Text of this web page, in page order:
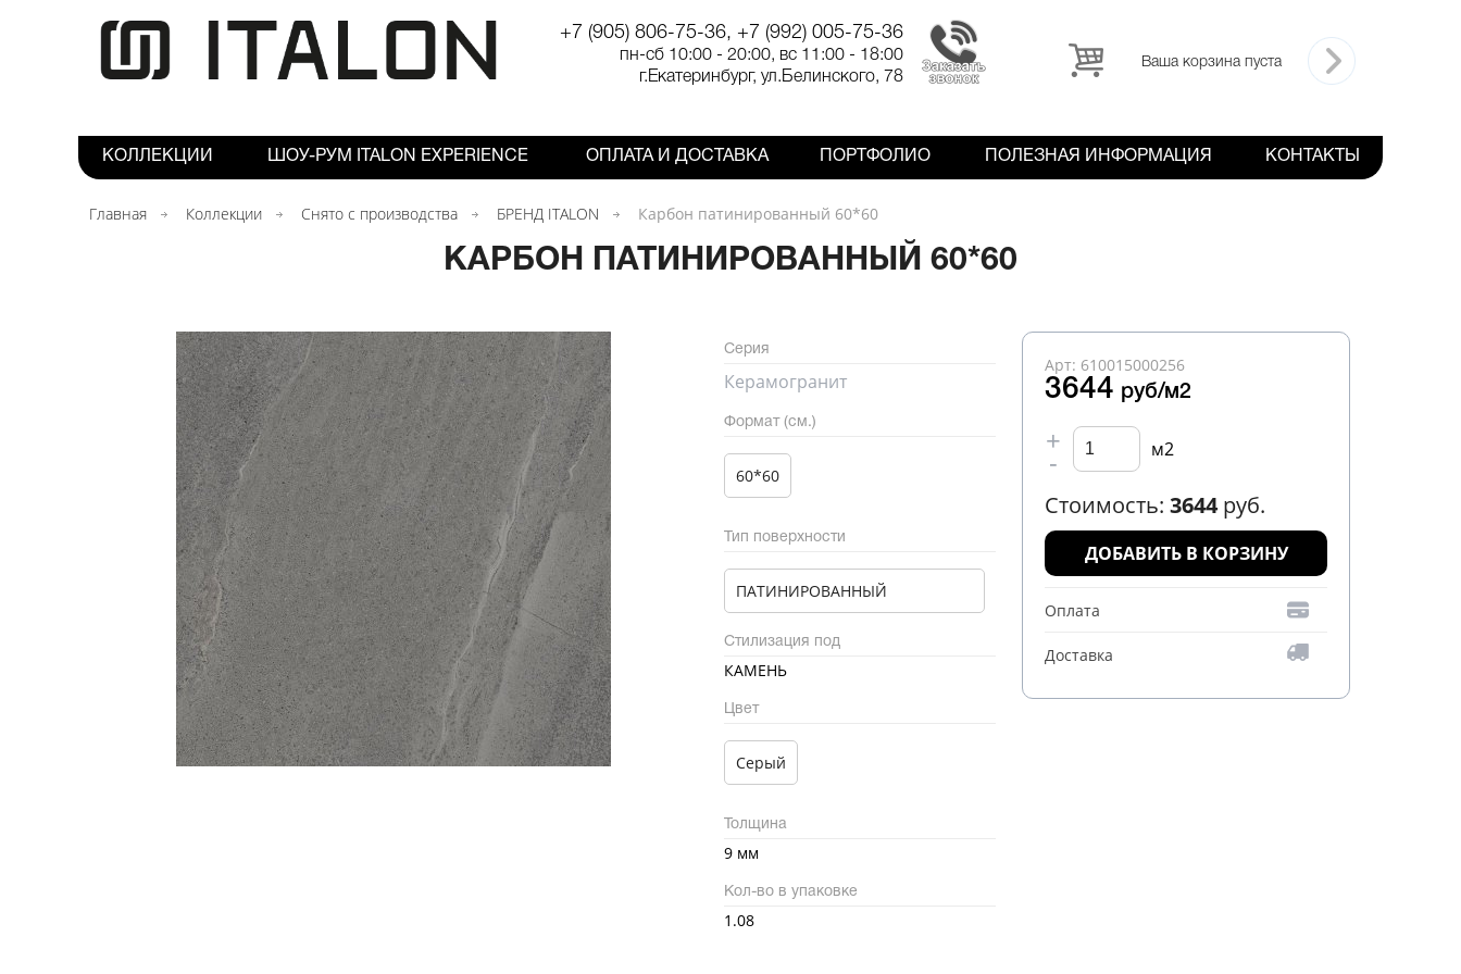
+7 (905) 806-75-36, +7 (992) 005-75-36
пн-сб 10:00 - 20:00, вс 11:00 - 18:00
г.Екатеринбург, ул.Белинского, 78
Ваша корзина пуста
КОЛЛЕКЦИИ ШОУ-РУМ ITALON EXPERIENCE ОПЛАТА И ДОСТАВКА ПОРТФОЛИО ПОЛЕЗНАЯ ИНФОРМАЦИЯ КОНТАКТЫ
Главная Коллекции Снято с производства БРЕНД ITALON Карбон патинированный 60*60
КАРБОН ПАТИНИРОВАННЫЙ 60*60
Серия
Керамогранит
Формат (см.)
60*60
Тип поверхности
ПАТИНИРОВАННЫЙ
Стилизация под
КАМЕНЬ
Цвет
Серый
Толщина
9 мм
Кол-во в упаковке
1.08
Арт: 610015000256
3644 руб/м2
+
- м2
Стоимость: 3644руб.
ДОБАВИТЬ В КОРЗИНУ
Оплата
Доставка